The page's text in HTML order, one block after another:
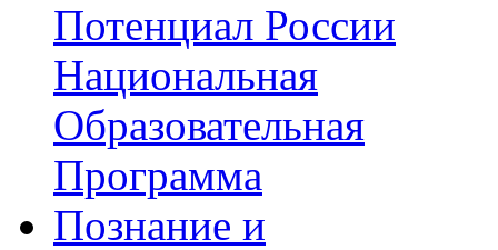
Потенциал России
Национальная
Образовательная
Программа
Познание и